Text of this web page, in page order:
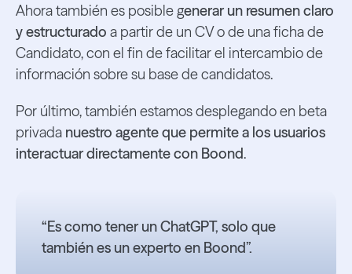
Ahora también es posible generar un resumen claro
y estructurado a partir de un CV o de una ficha de
Candidato, con el fin de facilitar el intercambio de
información sobre su base de candidatos.
Por último, también estamos desplegando en beta
privada nuestro agente que permite a los usuarios
interactuar directamente con Boond.
“Es como tener un ChatGPT, solo que
también es un experto en Boond”.